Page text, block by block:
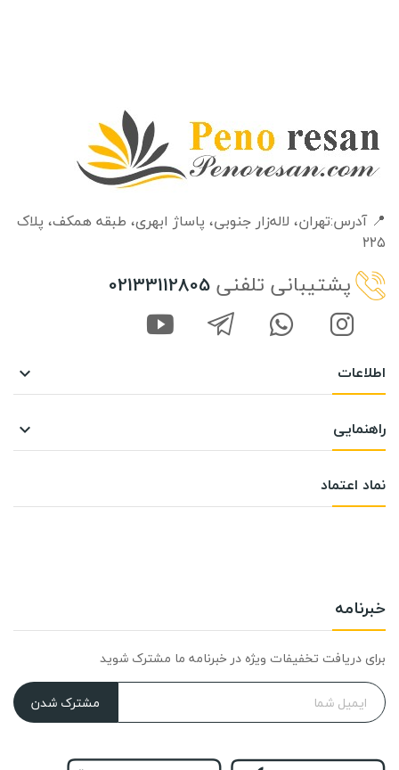
📍 آدرس:تهران، لاله‌زار جنوبی، پاساژ ابهری، طبقه‌ همکف، پلاک
۲۲۵
پشتیبانی تلفنی 02133112805
اطلاعات 
راهنمایی 
نماد اعتماد
خبرنامه
برای دریافت تخفیفات ویژه در خبرنامه ما مشترک شوید
مشترک شدن